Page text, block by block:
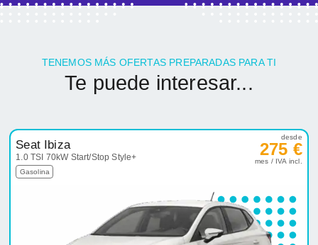
TENEMOS MÁS OFERTAS PREPARADAS PARA TI
Te puede interesar...
Seat Ibiza
1.0 TSI 70kW Start/Stop Style+
Gasolina
desde
275 €
mes / IVA incl.